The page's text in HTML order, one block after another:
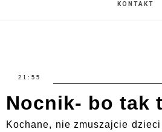
KONTAKT
21:55
Nocnik- bo tak
Kochane, nie zmuszajcie